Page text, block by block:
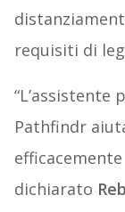
requisiti di
“L’assistente
Pathfindr
dichiarato